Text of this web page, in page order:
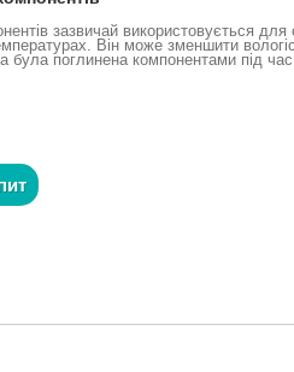
зазвичай використовується для
Він може зменшити
була поглинена компонентами під час